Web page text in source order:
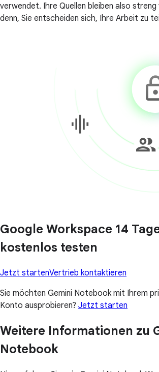
verwendet. Ihre Quellen bleiben also
denn, Sie entscheiden sich, Ihre Arbeit zu
Google Workspace 14
kostenlos testen
Jetzt startenVertrieb kontaktieren
Sie möchten Gemini Notebook mit Ihrem
Konto ausprobieren? Jetzt starten
Weitere Informationen zu
Notebook